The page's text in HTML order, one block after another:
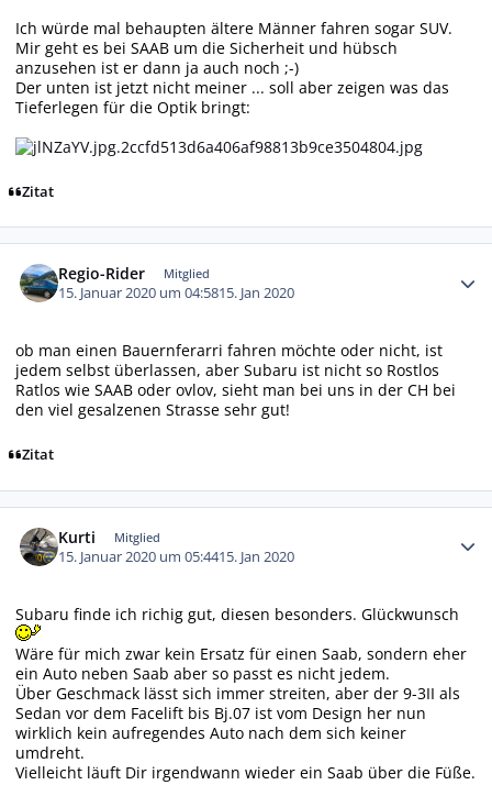
Ich würde mal behaupten ältere Männer fahren sogar SUV.
Mir geht es bei SAAB um die Sicherheit und hübsch
anzusehen ist er dann ja auch noch ;-)
Der unten ist jetzt nicht meiner ... soll aber zeigen was das
Tieferlegen für die Optik bringt:
Zitat
Regio-Rider Mitglied
15. Januar 2020 um 04:5815. Jan 2020
ob man einen Bauernferarri fahren möchte oder nicht, ist
jedem selbst überlassen, aber Subaru ist nicht so Rostlos
Ratlos wie SAAB oder ovlov, sieht man bei uns in der CH bei
den viel gesalzenen Strasse sehr gut!
Zitat
Kurti Mitglied
15. Januar 2020 um 05:4415. Jan 2020
Subaru finde ich richig gut, diesen besonders. Glückwunsch
Wäre für mich zwar kein Ersatz für einen Saab, sondern eher
ein Auto neben Saab aber so passt es nicht jedem.
Über Geschmack lässt sich immer streiten, aber der 9-3II als
Sedan vor dem Facelift bis Bj.07 ist vom Design her nun
wirklich kein aufregendes Auto nach dem sich keiner
umdreht.
Vielleicht läuft Dir irgendwann wieder ein Saab über die Füße.